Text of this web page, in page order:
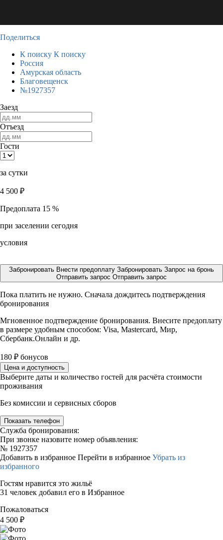
Поделиться
К поиску К поиску
Россия
Амурская область
Благовещенск
№1927357
Заезд
Отъезд
Гости
за сутки
4 500 ₽
Предоплата 15 %
при заселении сегодня
условия
Забронировать Внести предоплату Забронировать Запрос на бронь
Отправить запрос Отправить запрос
Пока платить не нужно. Сначала дождитесь подтверждения
бронирования
Мгновенное подтверждение бронирования. Внесите предоплату
в размере удобным способом: Visa, Mastercard, Мир,
Сбербанк.Онлайн и др.
180 ₽ бонусов
Цена и доступность
Выберите даты и количество гостей для расчёта стоимости
проживания
Без комиссии и сервисных сборов
Показать телефон
Служба бронирования:
При звонке назовите номер объявления:
№ 1927357
Добавить в избранное Перейти в избранное Убрать из
избранного
Гостям нравится это жильё
31 человек добавил его в Избранное
Пожаловаться
4 500 ₽